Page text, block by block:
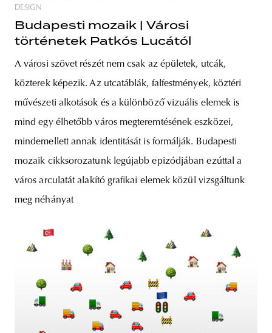
DESIGN
Budapesti mozaik | Városi
történetek Patkós Lucától
A városi szövet részét nem csak az épületek, utcák,
közterek képezik. Az utcatáblák, falfestmények, köztéri
művészeti alkotások és a különböző vizuális elemek is
mind egy élhetőbb város megteremtésének eszközei,
mindemellett annak identitását is formálják. Budapesti
mozaik cikksorozatunk legújabb epizódjában ezúttal a
város arculatát alakító grafikai elemek közül vizsgáltunk
meg néhányat